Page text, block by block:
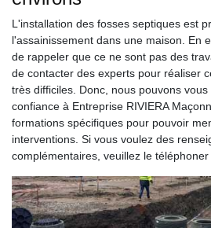
L'installation des fosses septiques est
l'assainissement dans une maison. En
de rappeler que ce ne sont pas des
de contacter des experts pour réaliser
très difficiles. Donc, nous pouvons
confiance à Entreprise RIVIERA
formations spécifiques pour pouvoir
interventions. Si vous voulez des
complémentaires, veuillez le téléphoner